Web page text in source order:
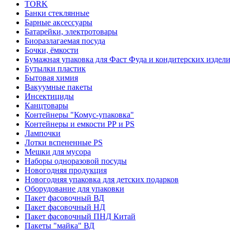
TORK
Банки стеклянные
Барные аксессуары
Батарейки, электротовары
Биоразлагаемая посуда
Бочки, ёмкости
Бумажная упаковка для Фаст Фуда и кондитерских
Бутылки пластик
Бытовая химия
Вакуумные пакеты
Инсектициды
Канцтовары
Контейнеры "Комус-упаковка"
Контейнеры и емкости РР и PS
Лампочки
Лотки вспененные PS
Мешки для мусора
Наборы одноразовой посуды
Новогодняя продукция
Новогодняя упаковка для детских подарков
Оборудование для упаковки
Пакет фасовочный ВД
Пакет фасовочный НД
Пакет фасовочный ПНД Китай
Пакеты "майка" ВД